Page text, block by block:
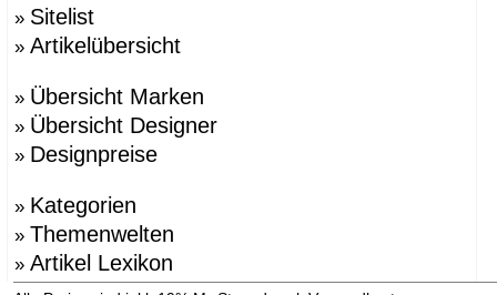
» Sitelist
» Artikelübersicht
» Übersicht Marken
» Übersicht Designer
» Designpreise
» Kategorien
» Themenwelten
» Artikel Lexikon